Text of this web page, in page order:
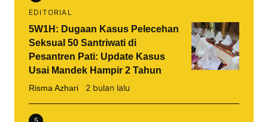
EDITORIAL
5W1H: Dugaan Kasus Pelecehan
Seksual 50 Santriwati di
Pesantren Pati: Update Kasus
Usai Mandek Hampir 2 Tahun
Risma Azhari 2 bulan lalu